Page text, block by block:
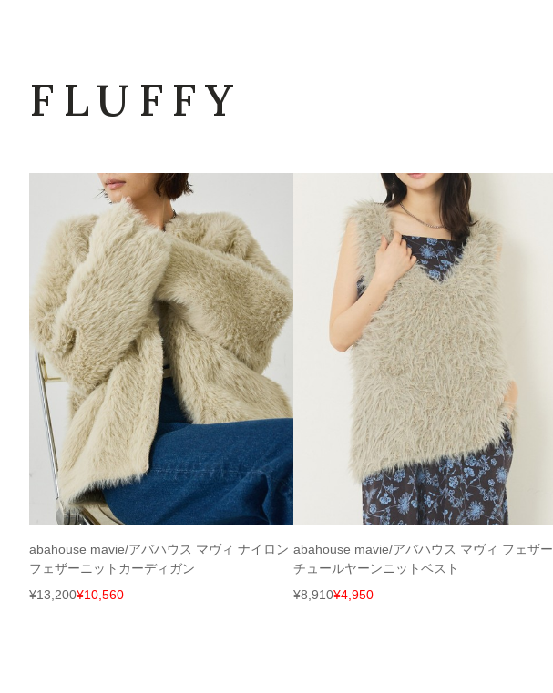
FLUFFY
abahouse mavie/アバハウス マヴィ ナイロン
フェザーニットカーディガン
¥13,200¥10,560
abahouse mavie/アバハウス マヴィ フェザー
チュールヤーンニットベスト
¥8,910¥4,950